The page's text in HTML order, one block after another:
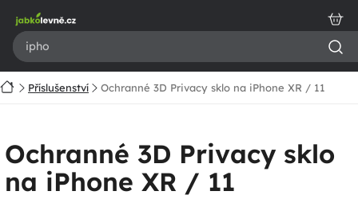
obsah
DomůPříslušenství Ochranné 3D Privacy sklo na iPhone XR / 11
Ochranné 3D Privacy sklo
na iPhone XR / 11